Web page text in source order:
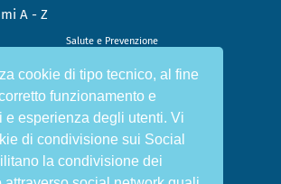
cookie di tipo tecnico, al fine
funzionamento e
e esperienza degli utenti. Vi
di condivisione sui Social
la condivisione dei
A - Z
Salute e Prevenzione
Direzione scientifica
Sport e Benessere
L’angolo del dottore